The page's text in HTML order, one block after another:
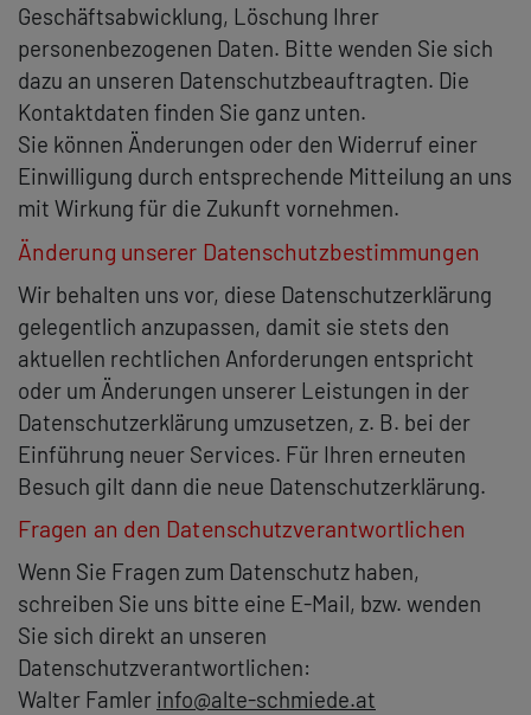
Geschäftsabwicklung, Löschung Ihrer
personenbezogenen Daten. Bitte wenden Sie sich
dazu an unseren Datenschutzbeauftragten. Die
Kontaktdaten finden Sie ganz unten.
Sie können Änderungen oder den Widerruf einer
Einwilligung durch entsprechende Mitteilung an uns
mit Wirkung für die Zukunft vornehmen.
Änderung unserer Datenschutzbestimmungen
Wir behalten uns vor, diese Datenschutzerklärung
gelegentlich anzupassen, damit sie stets den
aktuellen rechtlichen Anforderungen entspricht
oder um Änderungen unserer Leistungen in der
Datenschutzerklärung umzusetzen, z. B. bei der
Einführung neuer Services. Für Ihren erneuten
Besuch gilt dann die neue Datenschutzerklärung.
Fragen an den Datenschutzverantwortlichen
Wenn Sie Fragen zum Datenschutz haben,
schreiben Sie uns bitte eine E-Mail, bzw. wenden
Sie sich direkt an unseren
Datenschutzverantwortlichen:
Walter Famler info@alte-schmiede.at